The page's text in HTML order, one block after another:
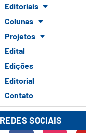
Editoriais
Colunas
Projetos
Edital
Edições
Editorial
Contato
REDES SOCIAIS